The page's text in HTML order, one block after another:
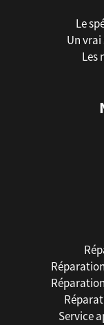
Le
Un
Les
Service